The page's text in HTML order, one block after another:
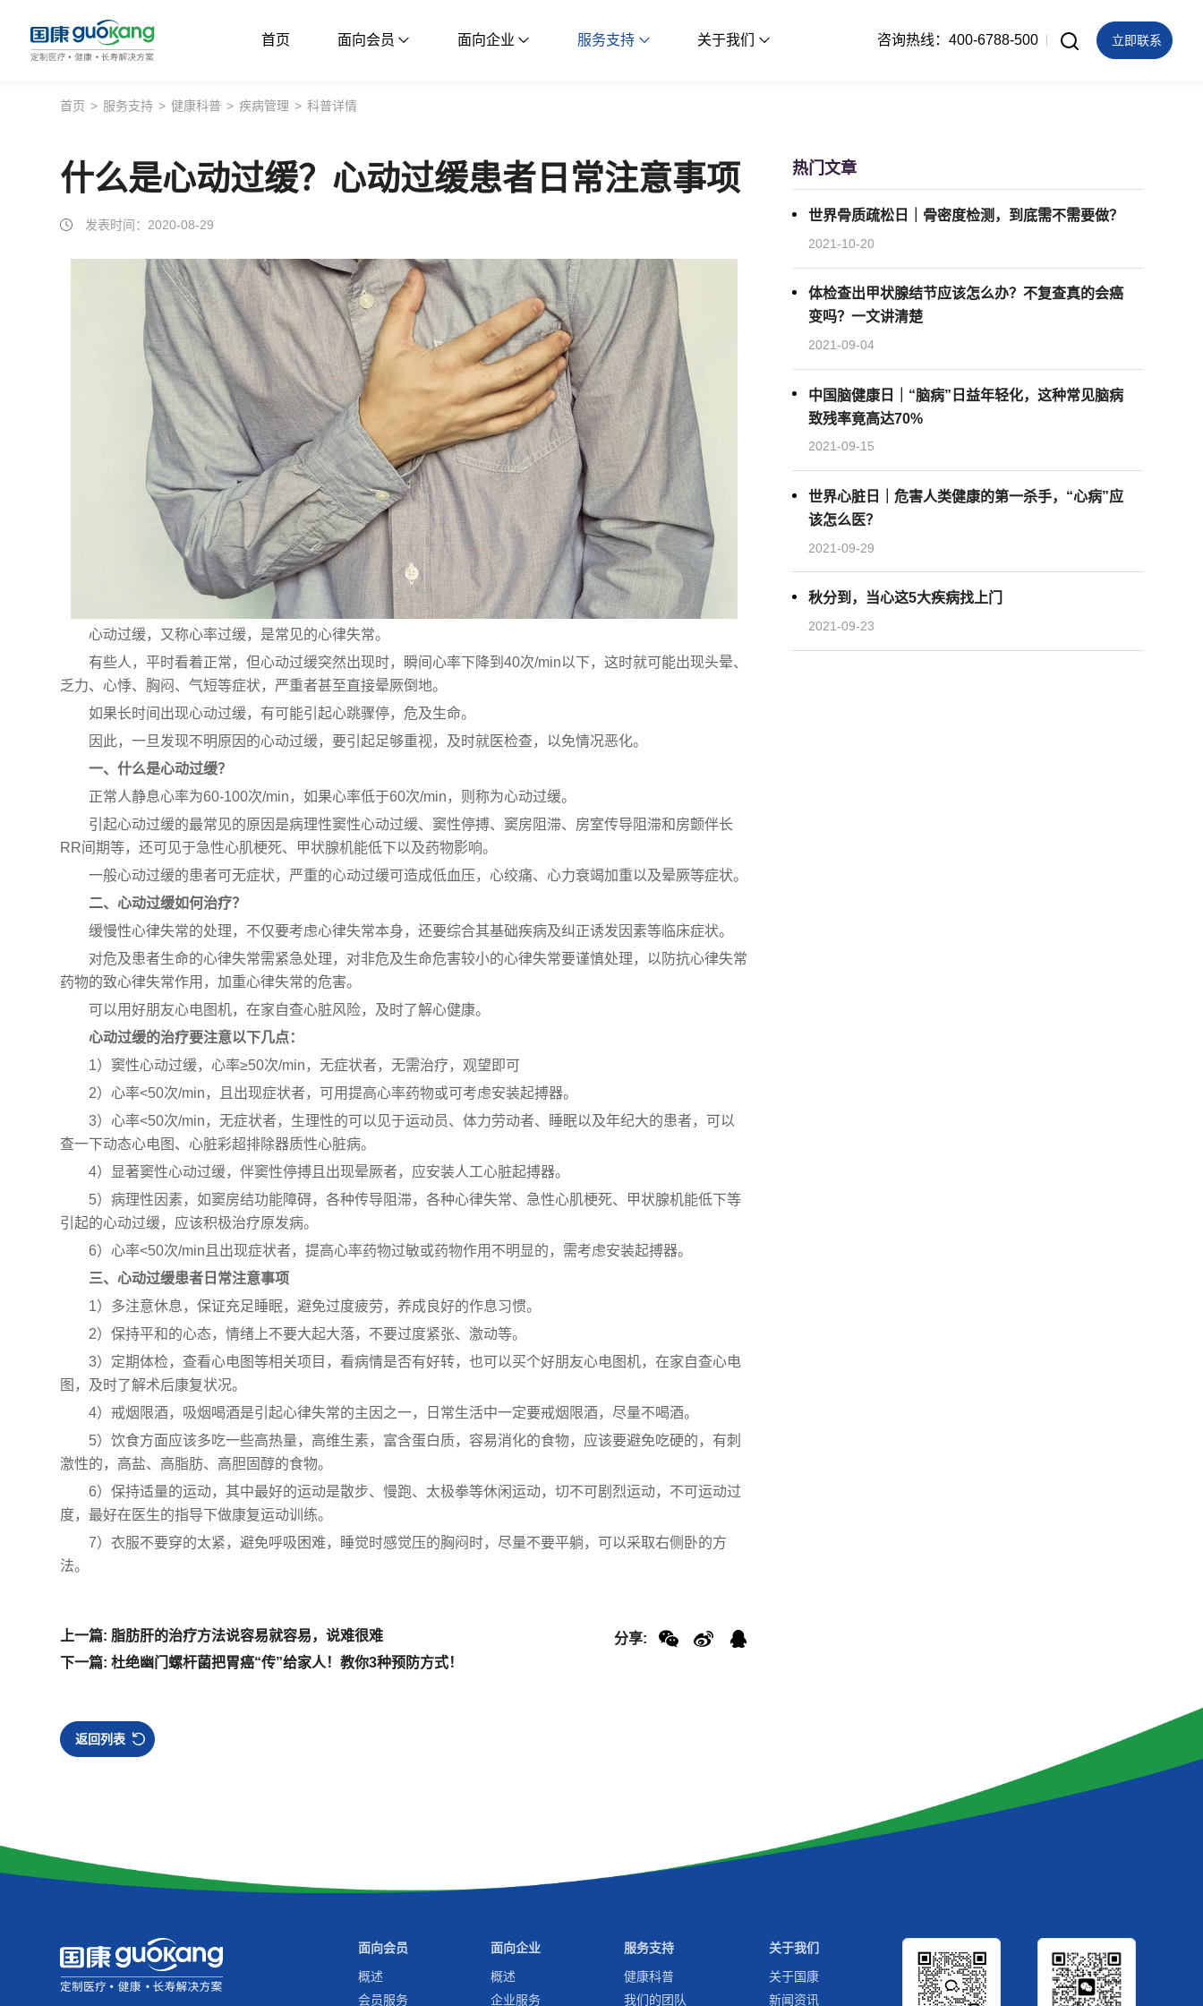
首页 面向会员 面向企业 服务支持 关于我们
面向企业
关于我们
咨询热线：400-6788-500 立即联系
首页 > 服务支持 > 健康科普 > 疾病管理 > 科普详情
什么是心动过缓？心动过缓患者日常注意事项
发表时间：2020-08-29
心动过缓，又称心率过缓，是常见的心律失常。
有些人，平时看着正常，但心动过缓突然出现时，瞬间心率下降到40次/min以下，这时就可能出现头晕、
乏力、心悸、胸闷、气短等症状，严重者甚至直接晕厥倒地。
如果长时间出现心动过缓，有可能引起心跳骤停，危及生命。
因此，一旦发现不明原因的心动过缓，要引起足够重视，及时就医检查，以免情况恶化。
一、什么是心动过缓？
正常人静息心率为60-100次/min，如果心率低于60次/min，则称为心动过缓。
引起心动过缓的最常见的原因是病理性窦性心动过缓、窦性停搏、窦房阻滞、房室传导阻滞和房颤伴长
RR间期等，还可见于急性心肌梗死、甲状腺机能低下以及药物影响。
一般心动过缓的患者可无症状，严重的心动过缓可造成低血压，心绞痛、心力衰竭加重以及晕厥等症状。
二、心动过缓如何治疗？
缓慢性心律失常的处理，不仅要考虑心律失常本身，还要综合其基础疾病及纠正诱发因素等临床症状。
对危及患者生命的心律失常需紧急处理，对非危及生命危害较小的心律失常要谨慎处理，以防抗心律失常
药物的致心律失常作用，加重心律失常的危害。
可以用好朋友心电图机，在家自查心脏风险，及时了解心健康。
心动过缓的治疗要注意以下几点：
1）窦性心动过缓，心率≥50次/min，无症状者，无需治疗，观望即可
2）心率<50次/min，且出现症状者，可用提高心率药物或可考虑安装起搏器。
3）心率<50次/min，无症状者，生理性的可以见于运动员、体力劳动者、睡眠以及年纪大的患者，可以
查一下动态心电图、心脏彩超排除器质性心脏病。
4）显著窦性心动过缓，伴窦性停搏且出现晕厥者，应安装人工心脏起搏器。
5）病理性因素，如窦房结功能障碍，各种传导阻滞，各种心律失常、急性心肌梗死、甲状腺机能低下等
引起的心动过缓，应该积极治疗原发病。
6）心率<50次/min且出现症状者，提高心率药物过敏或药物作用不明显的，需考虑安装起搏器。
三、心动过缓患者日常注意事项
1）多注意休息，保证充足睡眠，避免过度疲劳，养成良好的作息习惯。
2）保持平和的心态，情绪上不要大起大落，不要过度紧张、激动等。
3）定期体检，查看心电图等相关项目，看病情是否有好转，也可以买个好朋友心电图机，在家自查心电
图，及时了解术后康复状况。
4）戒烟限酒，吸烟喝酒是引起心律失常的主因之一，日常生活中一定要戒烟限酒，尽量不喝酒。
5）饮食方面应该多吃一些高热量，高维生素，富含蛋白质，容易消化的食物，应该要避免吃硬的，有刺
激性的，高盐、高脂肪、高胆固醇的食物。
6）保持适量的运动，其中最好的运动是散步、慢跑、太极拳等休闲运动，切不可剧烈运动，不可运动过
度，最好在医生的指导下做康复运动训练。
7）衣服不要穿的太紧，避免呼吸困难，睡觉时感觉压的胸闷时，尽量不要平躺，可以采取右侧卧的方
法。
上一篇: 脂肪肝的治疗方法说容易就容易，说难很难
下一篇: 杜绝幽门螺杆菌把胃癌“传”给家人！教你3种预防方式！
分享:
返回列表
热门文章
世界骨质疏松日｜骨密度检测，到底需不需要做？
2021-10-20
体检查出甲状腺结节应该怎么办？不复查真的会癌
变吗？一文讲清楚
2021-09-04
中国脑健康日｜“脑病”日益年轻化，这种常见脑病
致残率竟高达70%
2021-09-15
世界心脏日｜危害人类健康的第一杀手，“心病”应
该怎么医？
2021-09-29
秋分到，当心这5大疾病找上门
2021-09-23
面向会员
概述
会员服务
面向企业
概述
企业服务
服务支持
健康科普
我们的团队
关于我们
关于国康
新闻资讯